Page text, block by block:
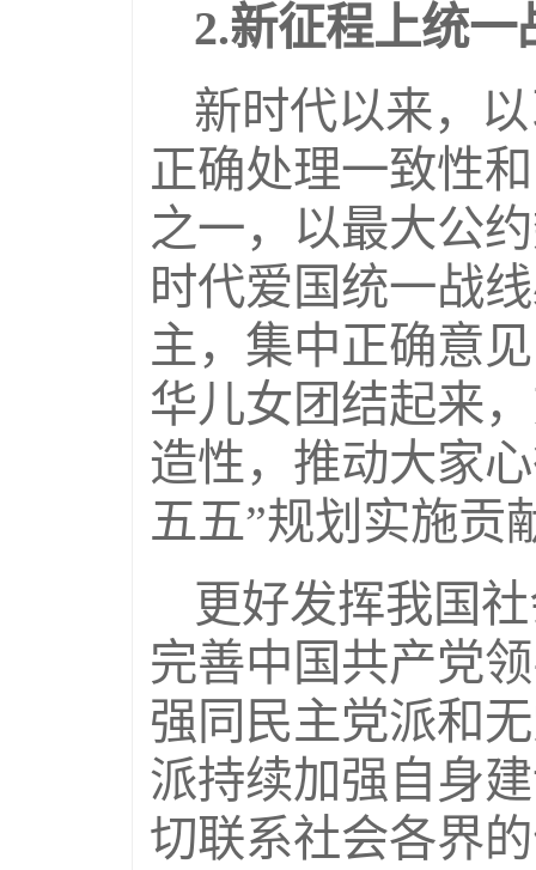
2.新征程上统
新时代以来，
正确处理一致性
之一，以最大公
时代爱国统一战
主，集中正确意
华儿女团结起来
造性，推动大家
五五”规划实施贡
更好发挥我国
完善中国共产党
强同民主党派和
派持续加强自身
切联系社会各界